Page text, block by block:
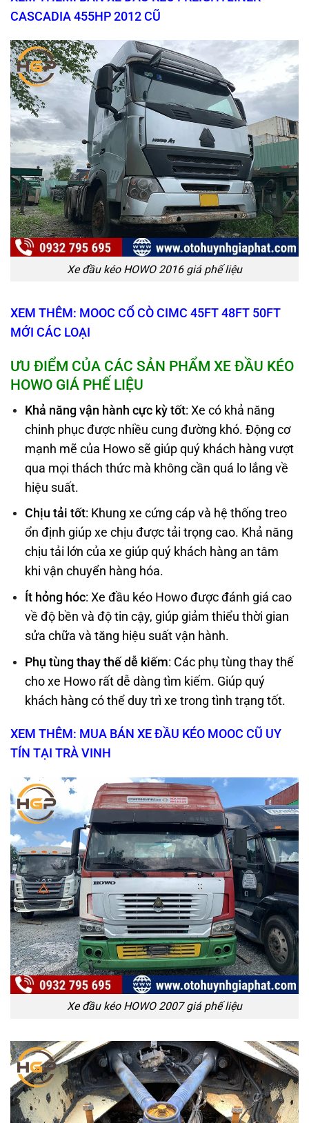
CASCADIA 455HP 2012 CŨ
Xe đầu kéo HOWO 2016 giá phế liệu
XEM THÊM: MOOC CỔ CÒ CIMC 45FT 48FT 50FT
MỚI CÁC LOẠI
ƯU ĐIỂM CỦA CÁC SẢN PHẨM XE ĐẦU KÉO
HOWO GIÁ PHẾ LIỆU
Khả năngvận hành cực kỳ tốt: Xe có khả năng
chinh phục được nhiều cung đường khó. Động cơ
mạnh mẽ của Howo sẽ giúp quý khách hàng vượt
qua mọi thách thức mà không cần quá lo lắng về
hiệu suất.
Chịu tải tốt: Khung xe cứng cáp và hệ thống treo
ổn định giúp xe chịu được tải trọng cao. Khả năng
chịu tải lớn của xe giúp quý khách hàng an tâm
khi vận chuyển hàng hóa.
Ít hỏng hóc: Xe đầu kéo Howo được đánh giá cao
về độ bền và độ tin cậy, giúp giảm thiểu thời gian
sửa chữa và tăng hiệu suất vận hành.
Phụ tùng thay thế dễ kiếm: Các phụ tùng thay thế
cho xe Howo rất dễ dàng tìm kiếm. Giúp quý
khách hàng có thể duy trì xe trong tình trạng tốt.
XEM THÊM: MUA BÁN XE ĐẦU KÉO MOOC CŨ UY
TÍN TẠI TRÀ VINH
Xe đầu kéo HOWO 2007 giá phế liệu